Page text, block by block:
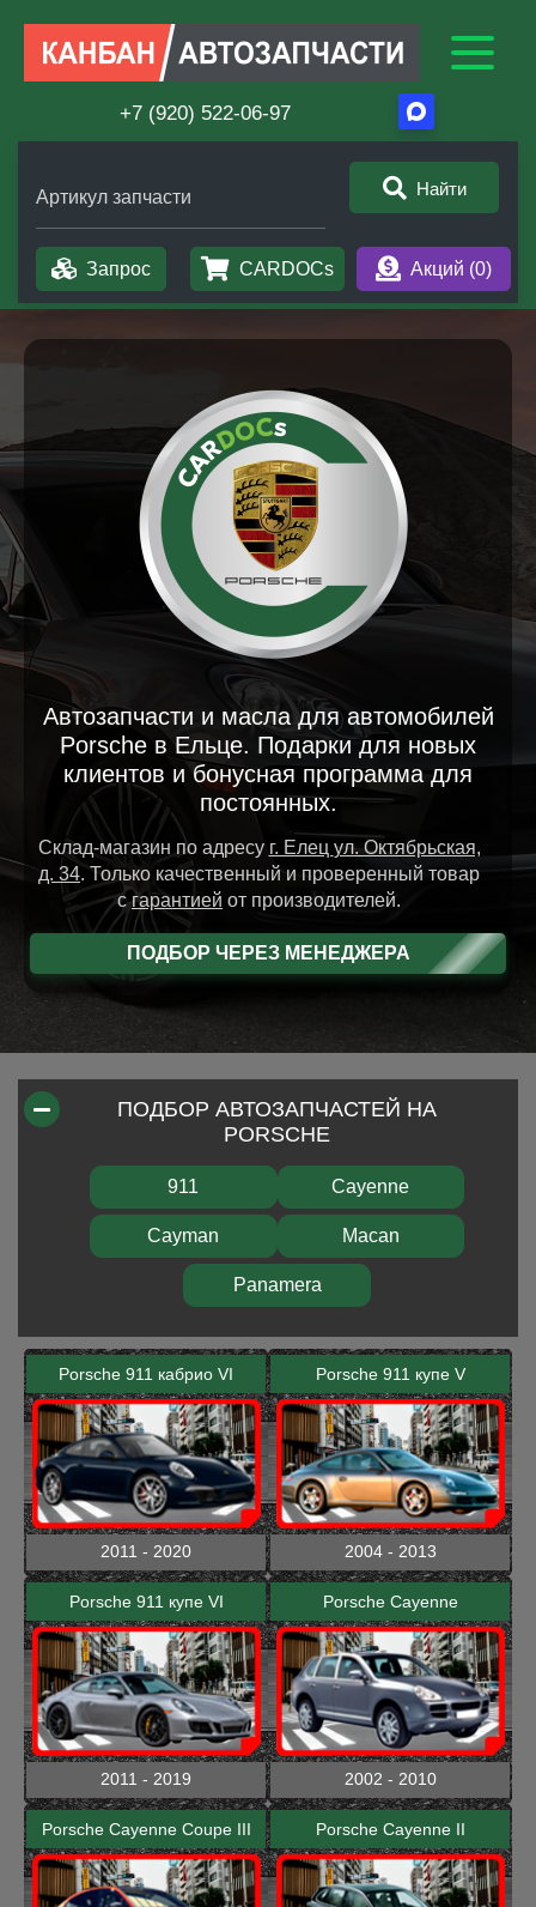
+7 (920) 522-06-97
Артикул запчасти Найти
Запрос CARDOCs Акций (0)
Автозапчасти и масла для автомобилей
Porsche в Ельце. Подарки для новых
клиентов и бонусная программа для
постоянных.
Склад-магазин по адресу г. Елец ул. Октябрьская,
д. 34. Только качественный и проверенный товар
сгарантией от производителей.
ПОДБОР ЧЕРЕЗ МЕНЕДЖЕРА
ПОДБОР АВТОЗАПЧАСТЕЙ НА
PORSCHE
911 Cayenne
Cayman Macan
Panamera
Porsche 911 кабрио VI
2011 - 2020
Porsche 911 купе V
2004 - 2013
Porsche 911 купе VI
2011 - 2019
Porsche Cayenne
2002 - 2010
Porsche Cayenne Coupe III Porsche Cayenne II